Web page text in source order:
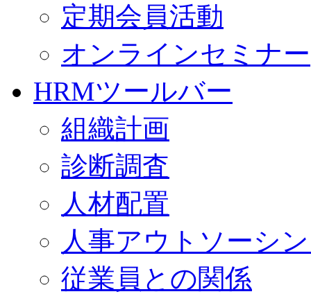
定期会員活動
オンラインセミナー
HRMツールバー
組織計画
診断調査
人材配置
人事アウトソーシ
従業員との関係